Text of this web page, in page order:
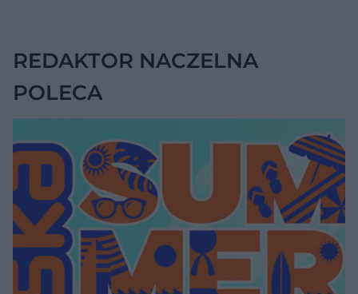
REDAKTOR NACZELNA
POLECA